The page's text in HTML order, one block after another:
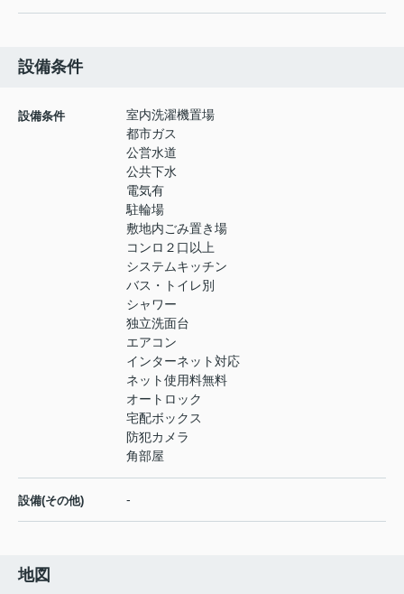
設備条件
設備条件
室内洗濯機置場
都市ガス
公営水道
公共下水
電気有
駐輪場
敷地内ごみ置き場
コンロ２口以上
システムキッチン
バス・トイレ別
シャワー
独立洗面台
エアコン
インターネット対応
ネット使用料無料
オートロック
宅配ボックス
防犯カメラ
角部屋
設備(その他) -
地図